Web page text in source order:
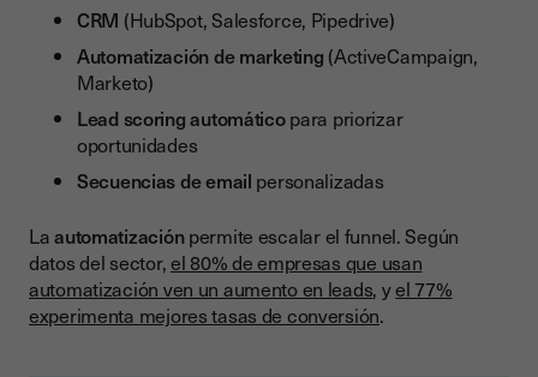
CRM (HubSpot, Salesforce, Pipedrive)
Automatización de marketing (ActiveCampaign,
Marketo)
Lead scoring automáticopara priorizar
oportunidades
Secuencias de email personalizadas
Laautomatizaciónpermite escalar el funnel. Según
datos del sector,el 80% de empresas que usan
automatización ven un aumento en leads, yel 77%
experimenta mejores tasas de conversión.